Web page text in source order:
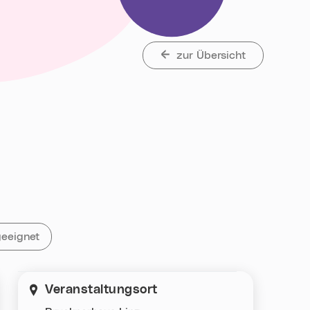
zur Übersicht
mit „Für Kinder geeignet„
Veranstaltungsort